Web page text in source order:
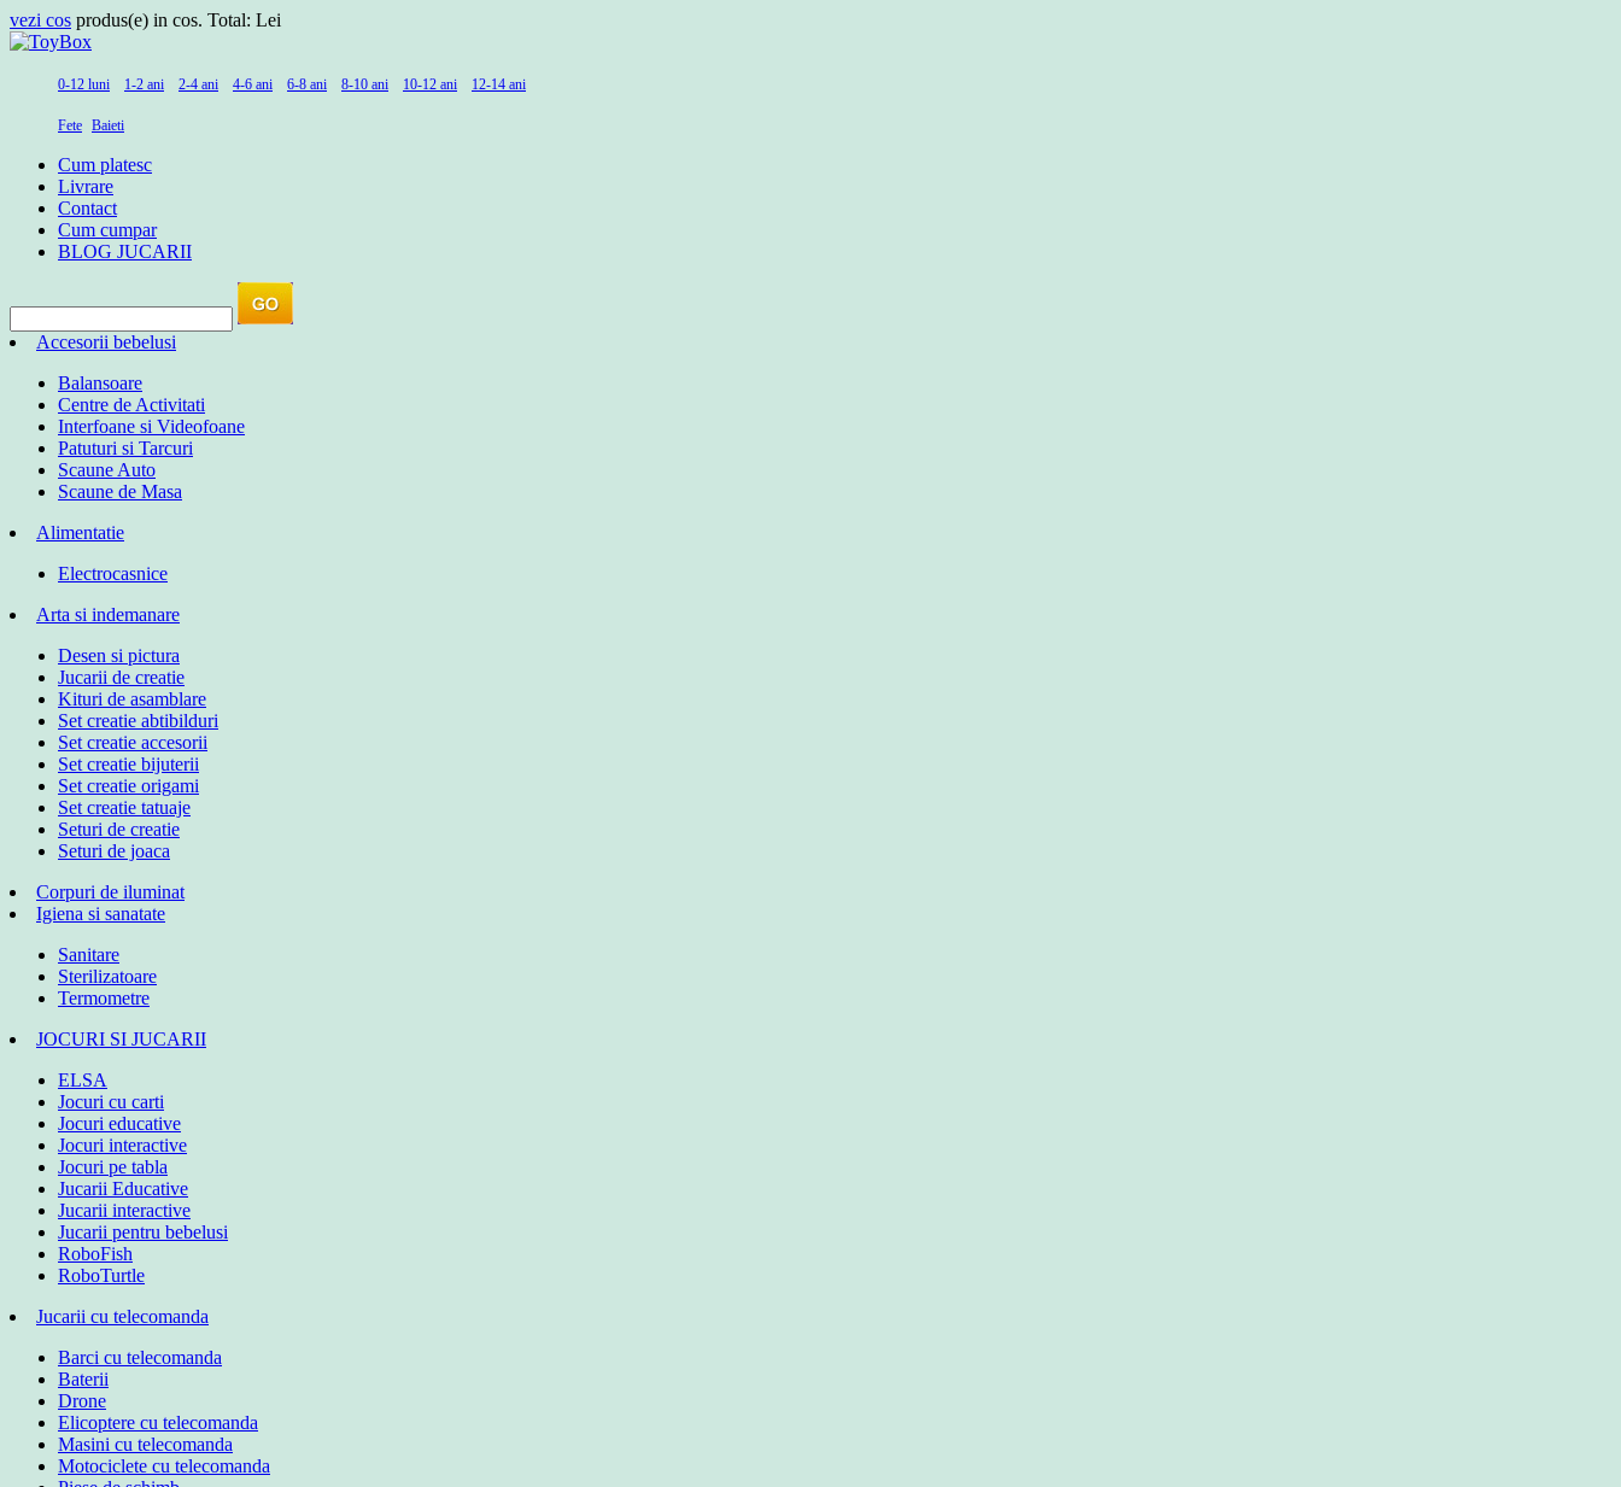
vezi cos produs(e) in cos. Total: Lei
0-12 luni 1-2 ani 2-4 ani 4-6 ani 6-8 ani 8-10 ani 10-12 ani 12-14 ani
Fete Baieti
Cum platesc
Livrare
Contact
Cum cumpar
BLOG JUCARII
Accesorii bebelusi
Balansoare
Centre de Activitati
Interfoane si Videofoane
Patuturi si Tarcuri
Scaune Auto
Scaune de Masa
Alimentatie
Electrocasnice
Arta si indemanare
Desen si pictura
Jucarii de creatie
Kituri de asamblare
Set creatie abtibilduri
Set creatie accesorii
Set creatie bijuterii
Set creatie origami
Set creatie tatuaje
Seturi de creatie
Seturi de joaca
Corpuri de iluminat
Igiena si sanatate
Sanitare
Sterilizatoare
Termometre
JOCURI SI JUCARII
ELSA
Jocuri cu carti
Jocuri educative
Jocuri interactive
Jocuri pe tabla
Jucarii Educative
Jucarii interactive
Jucarii pentru bebelusi
RoboFish
RoboTurtle
Jucarii cu telecomanda
Barci cu telecomanda
Baterii
Drone
Elicoptere cu telecomanda
Masini cu telecomanda
Motociclete cu telecomanda